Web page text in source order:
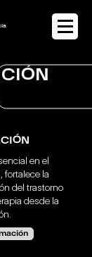
sesión
a través
en el
fortalece la
del trastorno
desde la